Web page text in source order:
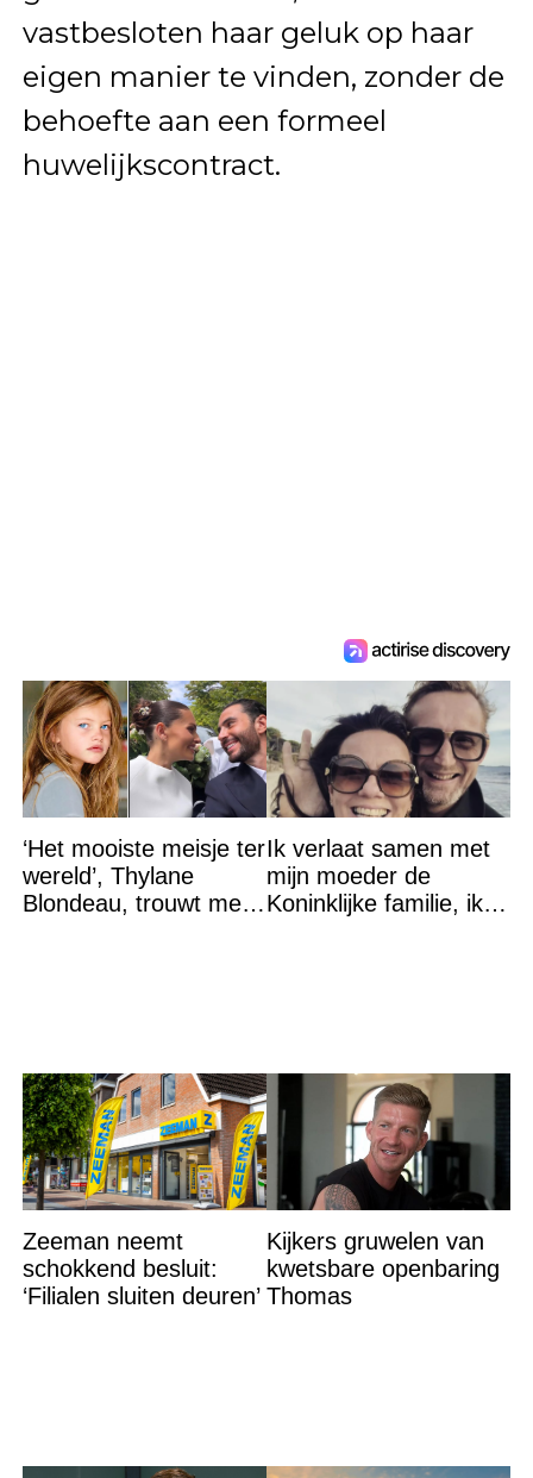
vastbesloten haar geluk op haar
eigen manier te vinden, zonder de
behoefte aan een formeel
huwelijkscontract.
‘Het mooiste meisje ter
wereld’, Thylane
Blondeau, trouwt met
Ik verlaat samen met
mijn moeder de
Koninklijke familie, ik
Zeeman neemt
schokkend besluit:
‘Filialen sluiten deuren’
Kijkers gruwelen van
kwetsbare openbaring
Thomas